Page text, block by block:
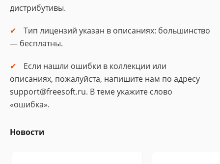
дистрибутивы.
Тип лицензий указан в описаниях: большинство
— бесплатны.
Если нашли ошибки в коллекции или
описаниях, пожалуйста, напишите нам по адресу
support@freesoft.ru. В теме укажите слово
«ошибка».
Новости